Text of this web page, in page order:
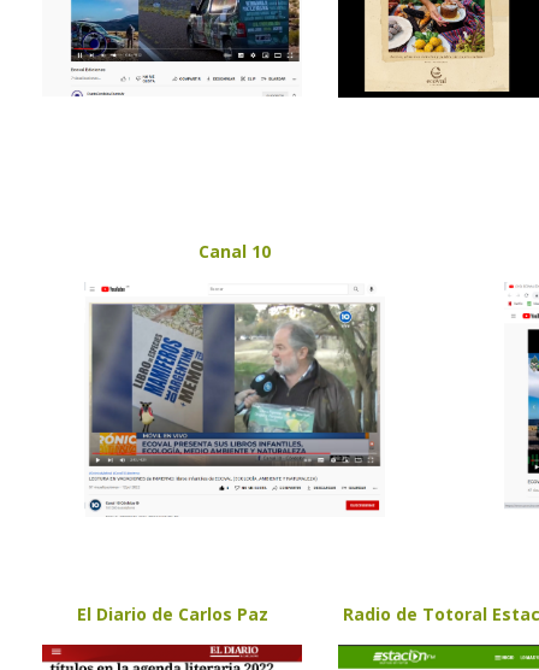
Canal 10
El Diario de Carlos Paz Radio de Totoral